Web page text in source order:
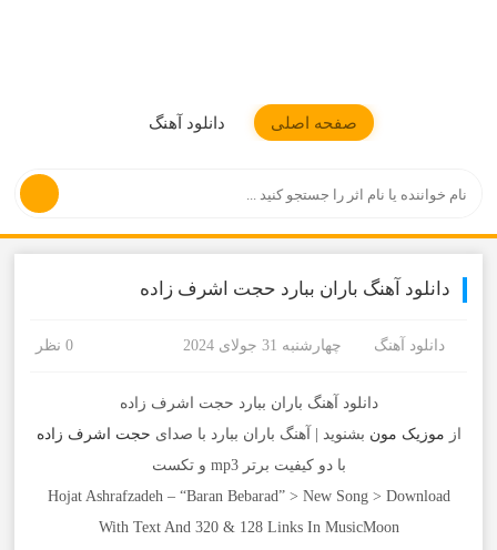
صفحه اصلی دانلود آهنگ
دانلود آهنگ باران ببارد حجت اشرف زاده
دانلود آهنگ چهارشنبه 31 جولای 2024 0 نظر
دانلود آهنگ باران ببارد حجت اشرف زاده
از موزیک مون بشنوید | آهنگ باران ببارد با صدای حجت اشرف زاده
با دو کیفیت برتر mp3 و تکست
Hojat Ashrafzadeh – “Baran Bebarad” > New Song > Download
With Text And 320 & 128 Links In MusicMoon